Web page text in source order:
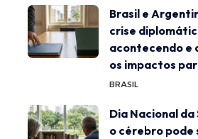
Brasil e
crise
acontecendo e
os impactos
BRASIL
Dia Nacional
o cérebro pode